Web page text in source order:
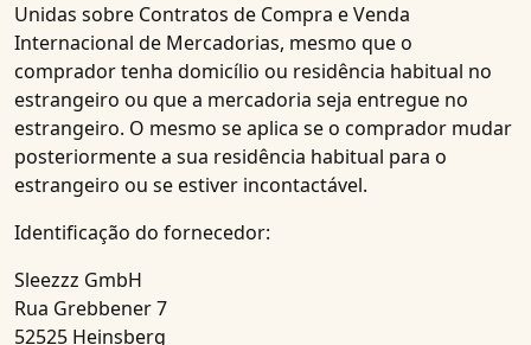
Unidas sobre Contratos de Compra e Venda
Internacional de Mercadorias, mesmo que o
comprador tenha domicílio ou residência habitual no
estrangeiro ou que a mercadoria seja entregue no
estrangeiro. O mesmo se aplica se o comprador mudar
posteriormente a sua residência habitual para o
estrangeiro ou se estiver incontactável.
Identificação do fornecedor:
Sleezzz GmbH
Rua Grebbener 7
52525 Heinsberg